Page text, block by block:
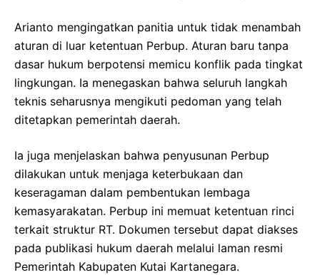
Arianto mengingatkan panitia untuk tidak menambah
aturan di luar ketentuan Perbup. Aturan baru tanpa
dasar hukum berpotensi memicu konflik pada tingkat
lingkungan. Ia menegaskan bahwa seluruh langkah
teknis seharusnya mengikuti pedoman yang telah
ditetapkan pemerintah daerah.
Ia juga menjelaskan bahwa penyusunan Perbup
dilakukan untuk menjaga keterbukaan dan
keseragaman dalam pembentukan lembaga
kemasyarakatan. Perbup ini memuat ketentuan rinci
terkait struktur RT. Dokumen tersebut dapat diakses
pada publikasi hukum daerah melalui laman resmi
Pemerintah Kabupaten Kutai Kartanegara.